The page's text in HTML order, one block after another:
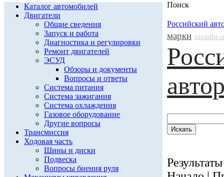
Каталог автомобилей
Двигатели
Общие сведения
Запуск и работа
Диагностика и регулировки
Ремонт двигателей
ЭСУД
Обзоры и документы
Вопросы и ответы
Система питания
Система зажигания
Система охлаждения
Газовое оборудование
Другие вопросы
Трансмиссия
Ходовая часть
Шины и диски
Подвеска
Вопросы биения руля
Поиск
Российский
марки онлайн-